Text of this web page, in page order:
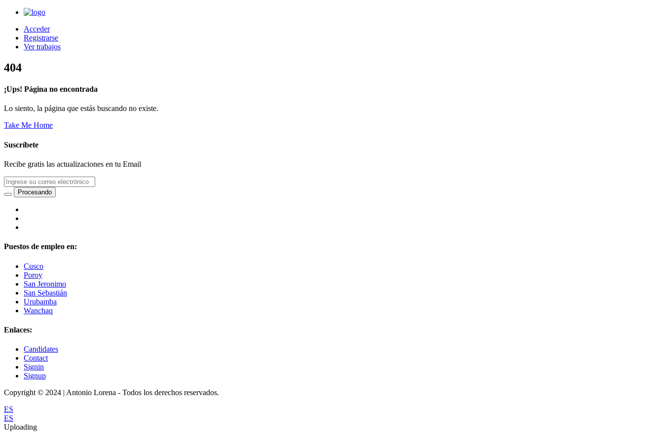
Acceder
Registrarse
Ver trabajos
404
¡Ups! Página no encontrada
Lo siento, la página que estás buscando no existe.
Take Me Home
Suscríbete
Recibe gratis las actualizaciones en tu Email
Puestos de empleo en:
Cusco
Poroy
San Jeronimo
San Sebastián
Urubamba
Wanchaq
Enlaces:
Candidates
Contact
Signin
Signup
Copyright © 2024 | Antonio Lorena - Todos los derechos reservados.
ES
ES
Uploading